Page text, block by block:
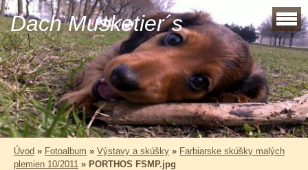
Dach Musketier´s
Úvod » Fotoalbum » Výstavy a skúšky » Farbiarske skúšky malých
plemien 10/2011 » PORTHOS FSMP.jpg